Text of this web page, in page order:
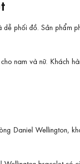
phối đồ. Sản phẩm
nam và nữ. Khách
Daniel Wellington,